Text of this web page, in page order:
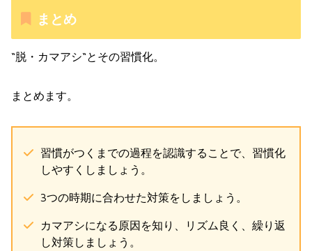
まとめ
“脱・カマアシ“とその習慣化。
まとめます。
習慣がつくまでの過程を認識することで、習慣化
しやすくしましょう。
3つの時期に合わせた対策をしましょう。
カマアシになる原因を知り、リズム良く、繰り返
し対策しましょう。